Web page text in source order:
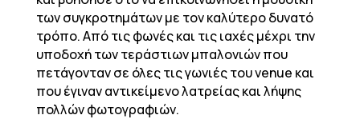
των συγκροτημάτων με τον καλύτερο δυνατό
τρόπο. Από τις φωνές και τις ιαχές μέχρι την
υποδοχή των τεράστιων μπαλονιών που
πετάγονταν σε όλες τις γωνιές του venue και
που έγιναν αντικείμενο λατρείας και λήψης
πολλών φωτογραφιών.